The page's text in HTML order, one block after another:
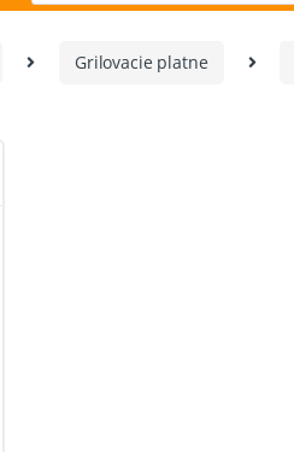
Grilovacie platne